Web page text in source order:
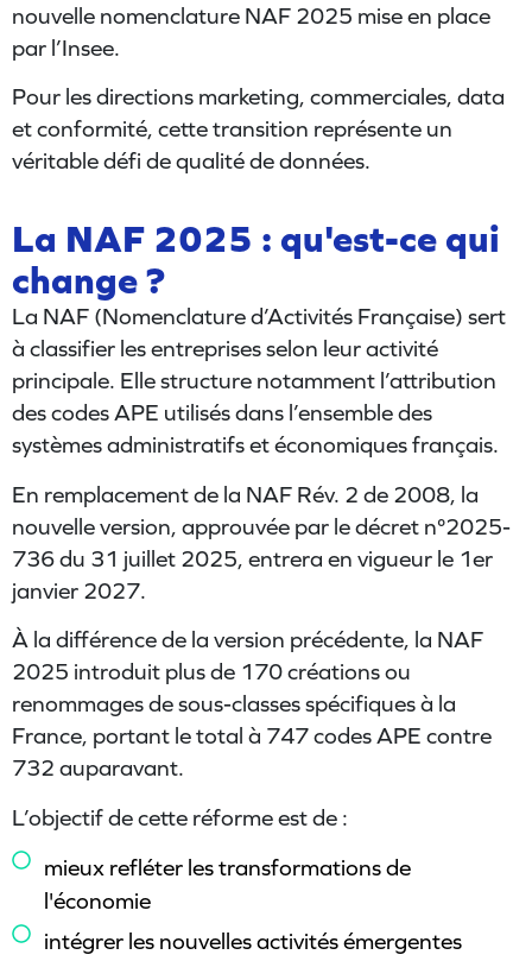
nouvelle nomenclature NAF 2025 mise en place
par l’Insee.
Pour les directions marketing, commerciales, data
et conformité, cette transition représente un
véritable défi de qualité de données.
La NAF 2025 : qu'est-ce qui
change ?
La NAF (Nomenclature d’Activités Française) sert
à classifier les entreprises selon leur activité
principale. Elle structure notamment l’attribution
des codes APE utilisés dans l’ensemble des
systèmes administratifs et économiques français.
En remplacement de la NAF Rév. 2 de 2008, la
nouvelle version, approuvée par le décret n°2025-
736 du 31 juillet 2025, entrera en vigueur le 1er
janvier 2027.
À la différence de la version précédente, la NAF
2025 introduit plus de 170 créations ou
renommages de sous-classes spécifiques à la
France, portant le total à 747 codes APE contre
732 auparavant.
L’objectif de cette réforme est de :
mieux refléter les transformations de
l'économie
intégrer les nouvelles activités émergentes